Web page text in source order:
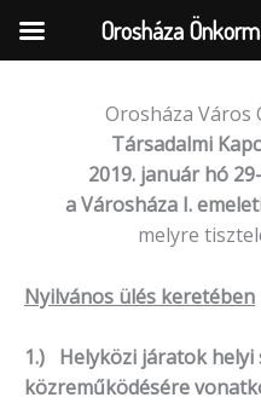
content
Orosháza Város
Társadalmi
2019. január hó
a Városháza I.
melyre
Nyilvános ülés keretében
1.) Helyközi járatok helyi
közreműködésére
Orosháza